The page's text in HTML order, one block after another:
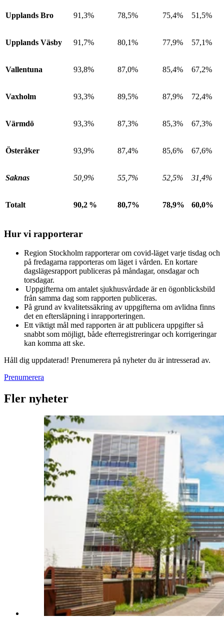
Upplands Bro 91,3% 78,5% 75,4% 51,5%
Upplands Väsby 91,7% 80,1% 77,9% 57,1%
Vallentuna 93,8% 87,0% 85,4% 67,2%
Vaxholm 93,3% 89,5% 87,9% 72,4%
Värmdö 93,3% 87,3% 85,3% 67,3%
Österåker 93,9% 87,4% 85,6% 67,6%
Saknas 50,9% 55,7% 52,5% 31,4%
Totalt 90,2 % 80,7% 78,9% 60,0%
Hur vi rapporterar
Region Stockholm rapporterar om covid-läget varje tisdag och
på fredagarna rapporteras om läget i vården. En kortare
dagslägesrapport publiceras på måndagar, onsdagar och
torsdagar.
Uppgifterna om antalet sjukhusvårdade är en ögonblicksbild
från samma dag som rapporten publiceras.
På grund av kvalitetssäkring av uppgifterna om avlidna finns
det en eftersläpning i inrapporteringen.
Ett viktigt mål med rapporten är att publicera uppgifter så
snabbt som möjligt, både efterregistreringar och korrigeringar
kan komma att ske.
Håll dig uppdaterad! Prenumerera på nyheter du är intresserad av.
Prenumerera
Fler nyheter